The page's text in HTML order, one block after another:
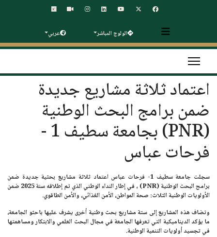
الولوج المباشر عربي
اعتماد ثلاثة مشاريع جديدة
ضمن برامج البحث الوطنية
(PNR) بجامعة سطيف 1 -
فرحات عباس
سجلت جامعة سطيف 1- فرحات عباس اعتماد ثلاثة مشاريع بحثية جديدة ضمن
برامج البحث الوطنية (PNR) ، في إطار النداء الوطني الذي تم إطلاقه سنة 2025 ضمن
الأولويات الوطنية الثلاث: صحة المواطن، الأمن الغذائي، والأمن الطاقوي.
وتضاف هذه المشاريع إلى ستة مشاريع بحث وطنية أخرى يشرف عليها باحثو الجامعة،
ما يؤكد الديناميكية التي تعرفها الجامعة في مجال البحث العلمي والابتكار ومساهمتها
في تجسيد أولويات التنمية الوطنية.